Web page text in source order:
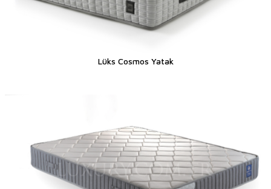
Lüks Cosmos Yatak